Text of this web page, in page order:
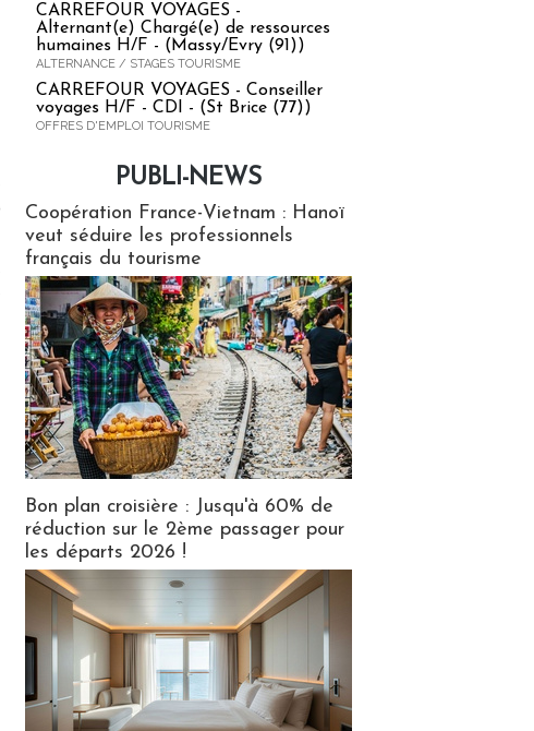
CARREFOUR VOYAGES -
Alternant(e) Chargé(e) de ressources
humaines H/F - (Massy/Evry (91))
ALTERNANCE / STAGES TOURISME
CARREFOUR VOYAGES - Conseiller
voyages H/F - CDI - (St Brice (77))
OFFRES D'EMPLOI TOURISME
PUBLI-NEWS
Coopération France-Vietnam : Hanoï
veut séduire les professionnels
français du tourisme
Bon plan croisière : Jusqu'à 60% de
réduction sur le 2ème passager pour
les départs 2026 !